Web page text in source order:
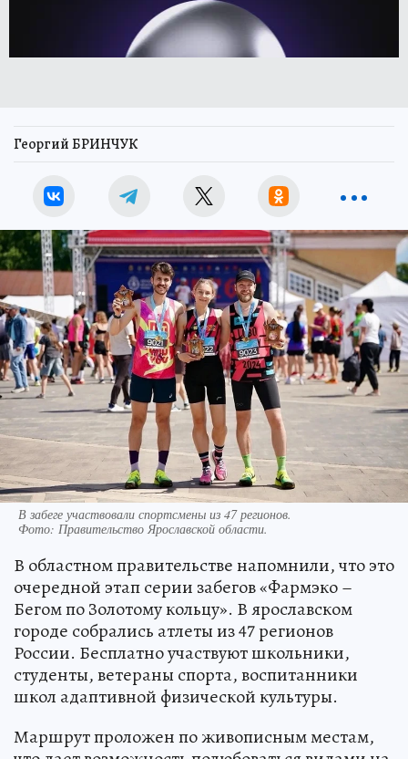
Георгий БРИНЧУК
В забеге участвовали спортсмены из 47 регионов.
Фото: Правительство Ярославской области.
В областном правительстве напомнили, что это
очередной этап серии забегов «Фармэко –
Бегом по Золотому кольцу». В ярославском
городе собрались атлеты из 47 регионов
России. Бесплатно участвуют школьники,
студенты, ветераны спорта, воспитанники
школ адаптивной физической культуры.
Маршрут проложен по живописным местам,